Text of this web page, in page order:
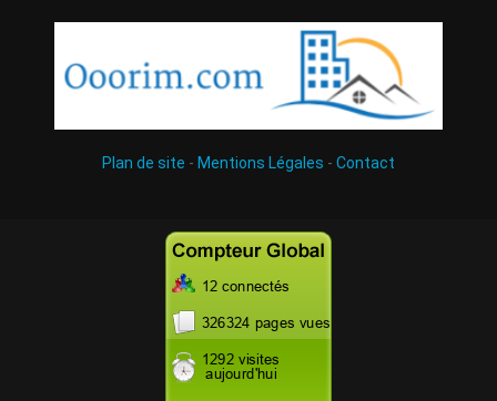
Plan de site - Mentions Légales - Contact